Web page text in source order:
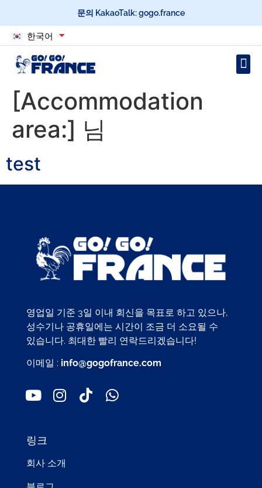
문의 KakaoTalk: gogo.france
한국어
[Accommodation
area:] 님
test
영업일 기준 3일 이내 회신을 목표로 하고 있으나,
성수기나 공휴일에는 시간이 조금 더 소요될 수
있습니다. 최대한 빨리 연락드리겠습니다!
이메일 : info@gogofrance.com
링크
회사 소개